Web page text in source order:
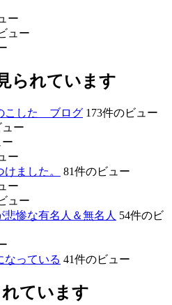
ー
ュー
られています
した ブログ 173件のビュー
ュー
ー
ました。
81件のビュー
ー
ュー
悲惨な有名人＆無名人 54件のビ
なっている 41件のビュー
ています